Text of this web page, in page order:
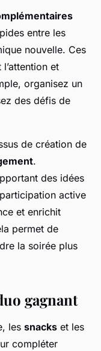
entre les
nouvelle. Ces
et
organisez un
des défis de
de création de
.
des idées
active
et enrichit
permet de
la soirée plus
gagnant
les snacks et les
compléter